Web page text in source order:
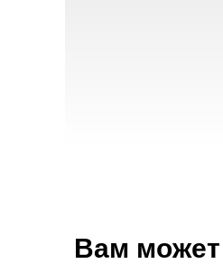
Вам может